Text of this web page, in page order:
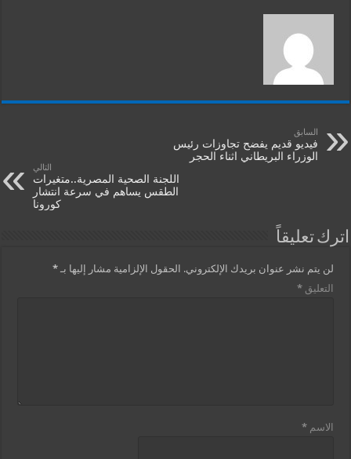
السابق
فيديو قديم يفضح تجاوزات رئيس
الوزراء البريطاني اثناء الحجر
التالي
اللجنة الصحية المصرية..متغيرات
الطقس يساهم في سرعة انتشار
كورونا
اترك تعليقاً
لن يتم نشر عنوان بريدك الإلكتروني. الحقول الإلزامية مشار إليها بـ*
التعليق*
الاسم*